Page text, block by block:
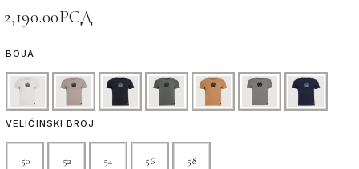
2,190.00РСД
BOJA
VELIČINSKI BROJ
50 52 54 56 58